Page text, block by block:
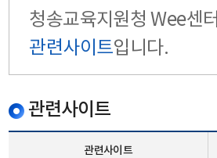
청송교육지원청 Wee센터
관련사이트입니다.
관련사이트
관련사이트